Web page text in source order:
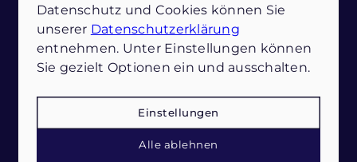
Neues Wohngefühl nach der
Haushaltsauflösung genießen
Mit einer gelungenen Haushaltsauflösung schaffen Sie Platz
Datenschutz und Cookies können Sie
unserer Datenschutzerklärung
entnehmen. Unter Einstellungen können
Sie gezielt Optionen ein und ausschalten.
Einstellungen
Alle ablehnen